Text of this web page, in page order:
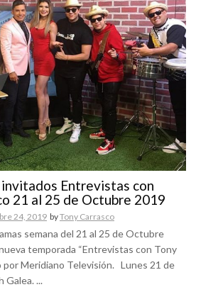
invitados Entrevistas con
21 al 25 de Octubre 2019
24, 2019 byTony Carrasco
semana del 21 al 25 de Octubre
temporada “Entrevistas con Tony
por Meridiano Televisión. Lunes 21 de
Galea. ...